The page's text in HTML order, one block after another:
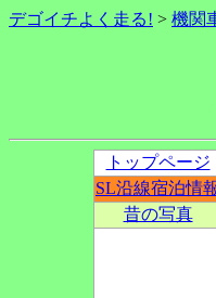
デゴイチよく走る! > 機関
トップページ
SL沿線宿泊情
昔の写真